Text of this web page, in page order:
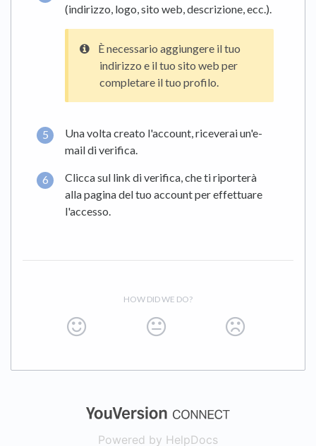
(indirizzo, logo, sito web, descrizione, ecc.).
È necessario aggiungere il tuo
indirizzo e il tuo sito web per
completare il tuo profilo.
Una volta creato l'account, riceverai un'e-
mail di verifica.
Clicca sul link di verifica, che ti riporterà
alla pagina del tuo account per effettuare
l'accesso.
HOW DID WE DO?
(opens in a
Powered by HelpDocs